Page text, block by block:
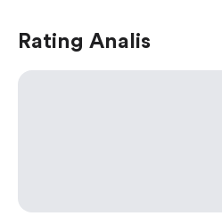
Rating Analis